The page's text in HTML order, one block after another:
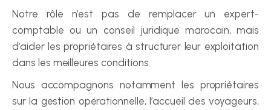
Notre rôle n’est pas de remplacer un expert-
comptable ou un conseil juridique marocain, mais
d’aider les propriétaires à structurer leur exploitation
dans les meilleures conditions.
Nous accompagnons notamment les propriétaires
sur la gestion opérationnelle, l’accueil des voyageurs,